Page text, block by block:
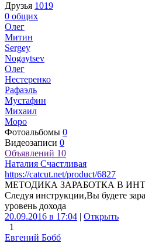
Друзья 1019
0 общих
Олег
Митин
Sergey
Nogaytsev
Олег
Нестеренко
Рафаэль
Мустафин
Михаил
Моро
Фотоальбомы 0
Видеозаписи 0
Объявлений 10
Наталия Счастливая
https://catcut.net/product/6827
МЕТОДИКА ЗАРАБОТКА В
Следуя инструкции,Вы будете
уровень дохода
20.09.2016 в 17:04 | Открыть
1
Евгений Бобб